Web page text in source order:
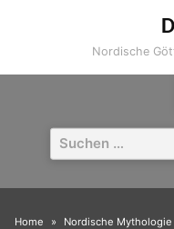
Nordische
Suchen
nach:
Home Nordische Mythologie